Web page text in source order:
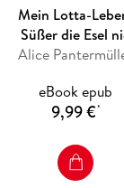
Mein Lotta-
Mein Lotta-
Mein Lotta-
Mein Lotta-
Mein Lotta-
Süßer die Esel
singen
Alice
eBook epub
9,99 €*